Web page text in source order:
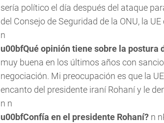
sería político el día después del ataque
del Consejo de Seguridad de la ONU, la UE
n
u00bfQué opinión tiene sobre la postura
muy buena en los últimos años con
negociación. Mi preocupación es que la
encanto del presidente iraní Rohaní y le
n n
u00bfConfía en el presidente Rohaní? n